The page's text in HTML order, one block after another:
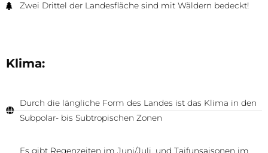
Zwei Drittel der Landesfläche sind mit Wäldern bedeckt!
Klima:
Durch die längliche Form des Landes ist das Klima in den
Subpolar- bis Subtropischen Zonen
Es gibt Regenzeiten im Juni/Juli, und Taifunsaisonen im